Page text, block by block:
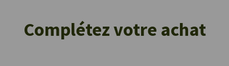
Complétez votre achat